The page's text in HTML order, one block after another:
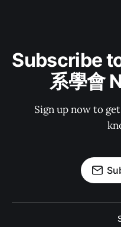
Subscribe
系學會
Sign up now to